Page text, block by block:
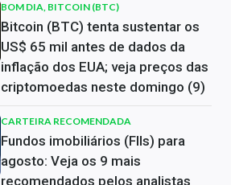
BOM DIA, BITCOIN (BTC)
Bitcoin (BTC) tenta sustentar os
US$ 65 mil antes de dados da
inflação dos EUA; veja preços das
criptomoedas neste domingo (9)
CARTEIRA RECOMENDADA
Fundos imobiliários (FIIs) para
agosto: Veja os 9 mais
recomendados pelos analistas